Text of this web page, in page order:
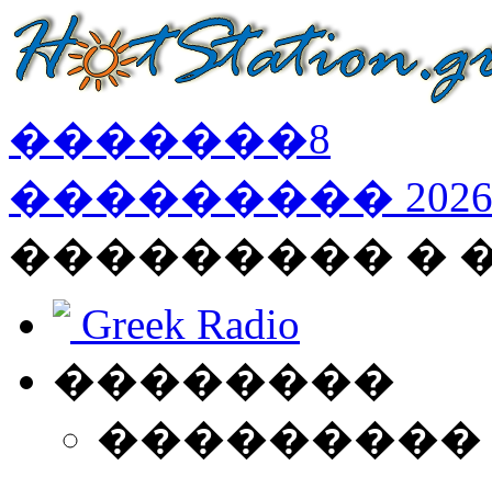
�������8
��������� 2026
��������� �
Greek Radio
��������